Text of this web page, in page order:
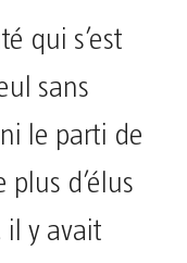
qui s’est
sans
le parti de
d’élus
y avait